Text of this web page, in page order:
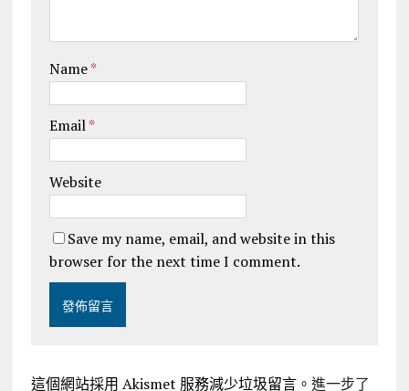
Name*
Email*
Website
Save my name, email, and website in this
browser for the next time I comment.
這個網站採用 Akismet 服務減少垃圾留言。 進一步了